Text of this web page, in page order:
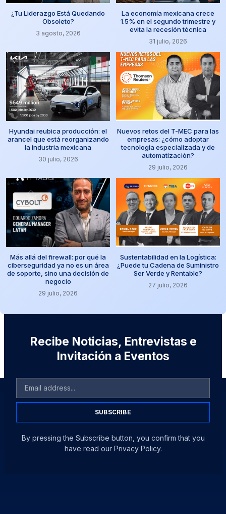
¿Tu Liderazgo Está Quedando
Obsoleto?
3 agosto, 2026
La economía mexicana crece
1.5% en el segundo trimestre y
evita la recesión técnica
31 julio, 2026
Hyundai reubica producción: el
arancel que está reorganizando
la industria mexicana
30 julio, 2026
Nuevos retos del T-MEC para las
empresas: ¿cómo adoptar
tecnología especializada y de
automatización?
29 julio, 2026
Más allá del firewall: por qué la
ciberseguridad ya no es un área
de soporte, sino una decisión de
negocio
29 julio, 2026
Sustentabilidad en la Logística:
¿Puede tu Cadena de Suministro
Ser Verde y Rentable?
27 julio, 2026
Recibe Noticias, Entrevistas e
Invitación a Eventos
SUBSCRIBE
By pressing the Subscribe button, you confirm that you
have read our Privacy Policy.